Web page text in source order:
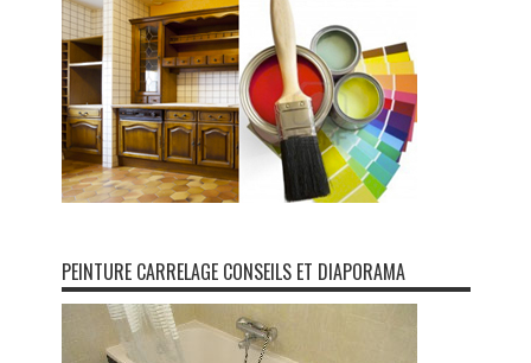
PEINTURE CARRELAGE CONSEILS ET DIAPORAMA